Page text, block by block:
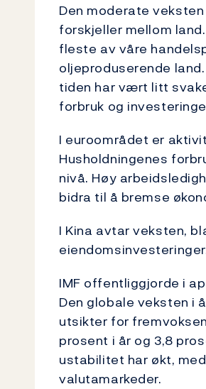
Den moderate
forskjeller mellom
fleste av våre
oljeproduserende
tiden har vært litt
forbruk og
I euroområdet er
Husholdningenes
nivå. Høy
bidra til å bremse
I Kina avtar veksten,
IMF offentliggjorde i
Den globale veksten i
utsikter for
prosent i år og 3,8
ustabilitet har økt,
valutamarkeder.